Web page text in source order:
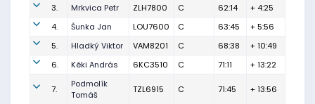
3. Mrkvica Petr ZLH7800 C 62:14
+ 4:25
4.
Šunka Jan LOU7600 C 63:45
+ 5:56
5.
Hladký Viktor VAM8201 C 68:38
+ 10:49
6.
Kéki András 6KC3510 C 71:11 + 13:22
7.
Podmolík
Tomáš
TZL6915 C 71:45 + 13:56